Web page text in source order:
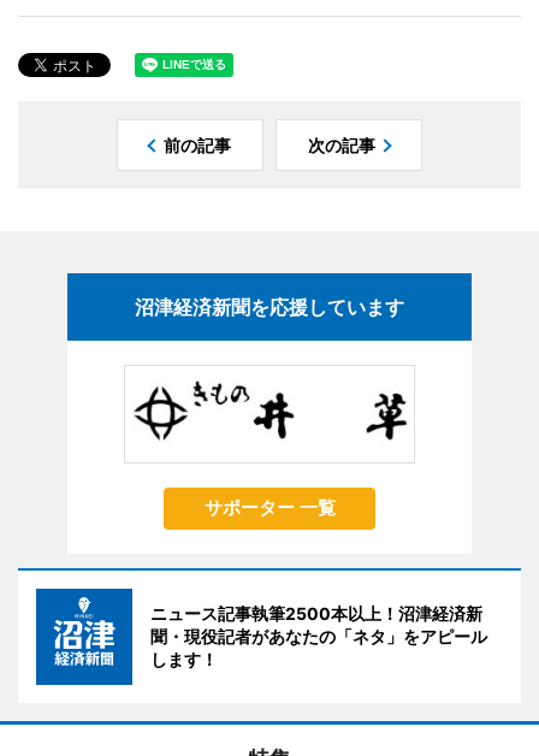
前の記事 次の記事
沼津経済新聞を応援しています
サポーター 一覧
ニュース記事執筆2500本以上！沼津経済新
聞・現役記者があなたの「ネタ」をアピール
します！